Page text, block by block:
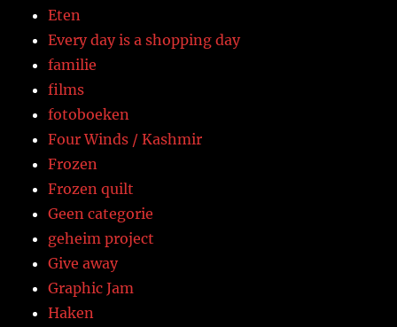
Eten
Every day is a shopping day
familie
films
fotoboeken
Four Winds / Kashmir
Frozen
Frozen quilt
Geen categorie
geheim project
Give away
Graphic Jam
Haken